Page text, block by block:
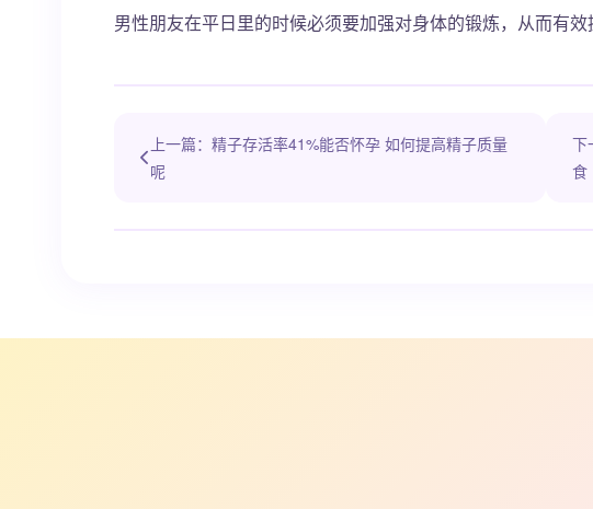
男性朋友在平日里的时候必须要加强对身体的锻炼，从而有效
上一篇：精子存活率41%能否怀孕 如何提高精子质量
呢
下
食